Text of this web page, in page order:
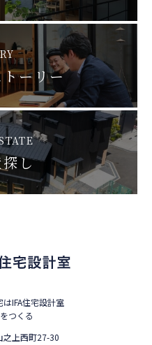
ーリー
し
IFA住宅設計室
つくる
之上西町27-30